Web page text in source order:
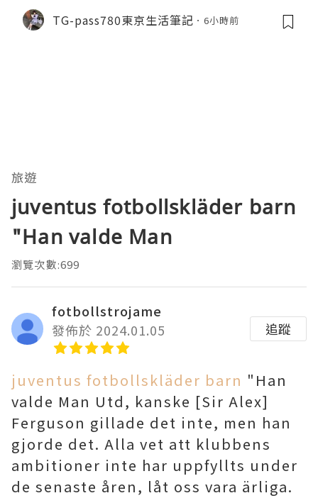
TG-pass780東京生活筆記 6小時前
旅遊
juventus fotbollskläder barn
"Han valde Man
瀏覽次數:699
fotbollstrojame
發佈於 2024.01.05
追蹤
juventus fotbollskläder barn "Han
valde Man Utd, kanske [Sir Alex]
Ferguson gillade det inte, men han
gjorde det. Alla vet att klubbens
ambitioner inte har uppfyllts under
de senaste åren, låt oss vara ärliga.